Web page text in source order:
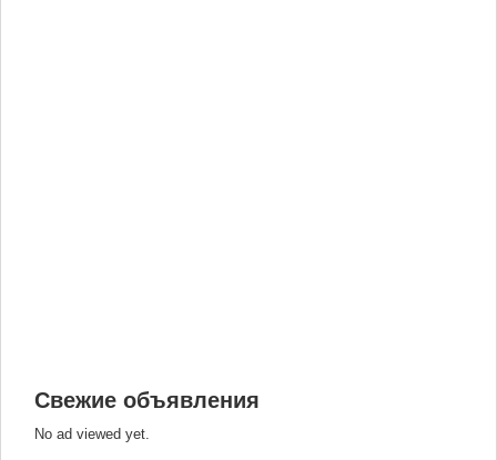
Свежие объявления
No ad viewed yet.